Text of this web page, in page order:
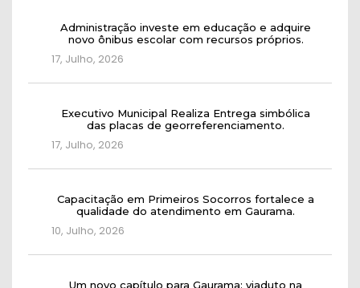
Administração investe em educação e adquire
novo ônibus escolar com recursos próprios.
17, Julho, 2026
Executivo Municipal Realiza Entrega simbólica
das placas de georreferenciamento.
17, Julho, 2026
Capacitação em Primeiros Socorros fortalece a
qualidade do atendimento em Gaurama.
10, Julho, 2026
Um novo capítulo para Gaurama: viaduto na